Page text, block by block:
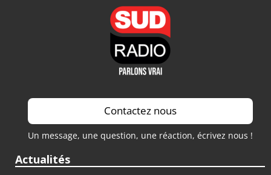
Contactez nous
Un message, une question, une réaction, écrivez nous !
Actualités